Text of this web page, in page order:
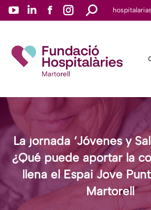
YouTube
in
Linkedin
in
new
Facebook
in
new
Instagram
in
Buscar:
La jornada ‘Jóvenes y
¿Qué puede aportar la
llena el Espai Jove
Martorell